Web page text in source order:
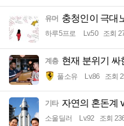
유머 충청인이 극대
하루5프로 Lv.50 조회
계층 현재 분위기 싸
풀소유 Lv.86 조회
기타 자연의 혼돈계
소울딜러 Lv.92 조회